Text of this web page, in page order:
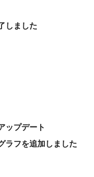
しました
ップデート
ラフを追加しました